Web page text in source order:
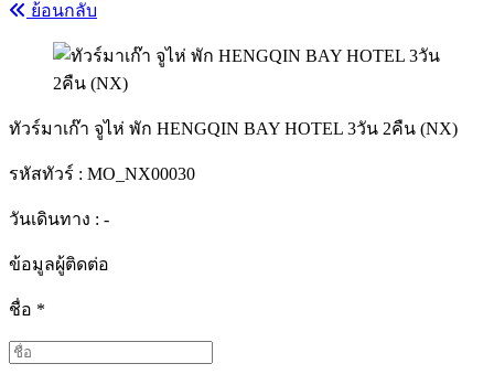
ย้อนกลับ
ทัวร์มาเก๊า จูไห่ พัก HENGQIN BAY HOTEL 3วัน 2คืน (NX)
รหัสทัวร์ : MO_NX00030
วันเดินทาง : -
ข้อมูลผู้ติดต่อ
ชื่อ *